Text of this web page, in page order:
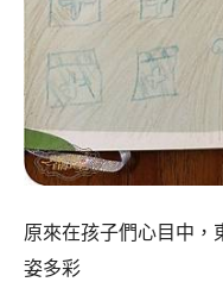
原來在孩子們心目中，
姿多彩